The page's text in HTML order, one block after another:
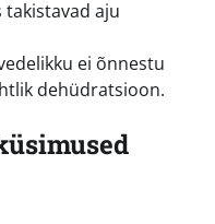
aju
ei õnnestu
dehüdratsioon.